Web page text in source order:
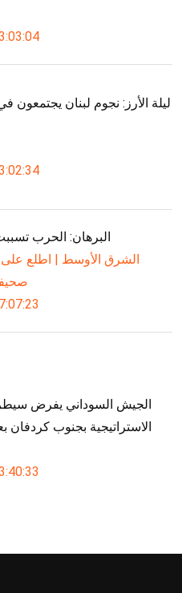
ليلة الأرز: نجوم لبنان
البرهان: الحرب
الشرق الأوسط | اطلع على
الجيش السوداني يفرض
الاستراتيجية بجنوب كردفان